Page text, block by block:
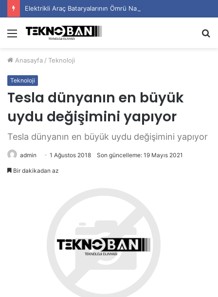
Elektrikli Araç Bataryalarının Ömrü Nasıl Uzatılır?
Menü
Anasayfa / Teknoloji
Teknoloji
Tesla dünyanın en büyük
uydu değişimini yapıyor
Tesla dünyanın en büyük uydu değişimini yapıyor
admin 1 Ağustos 2018 Son güncelleme: 19 Mayıs 2021
Bir dakikadan az